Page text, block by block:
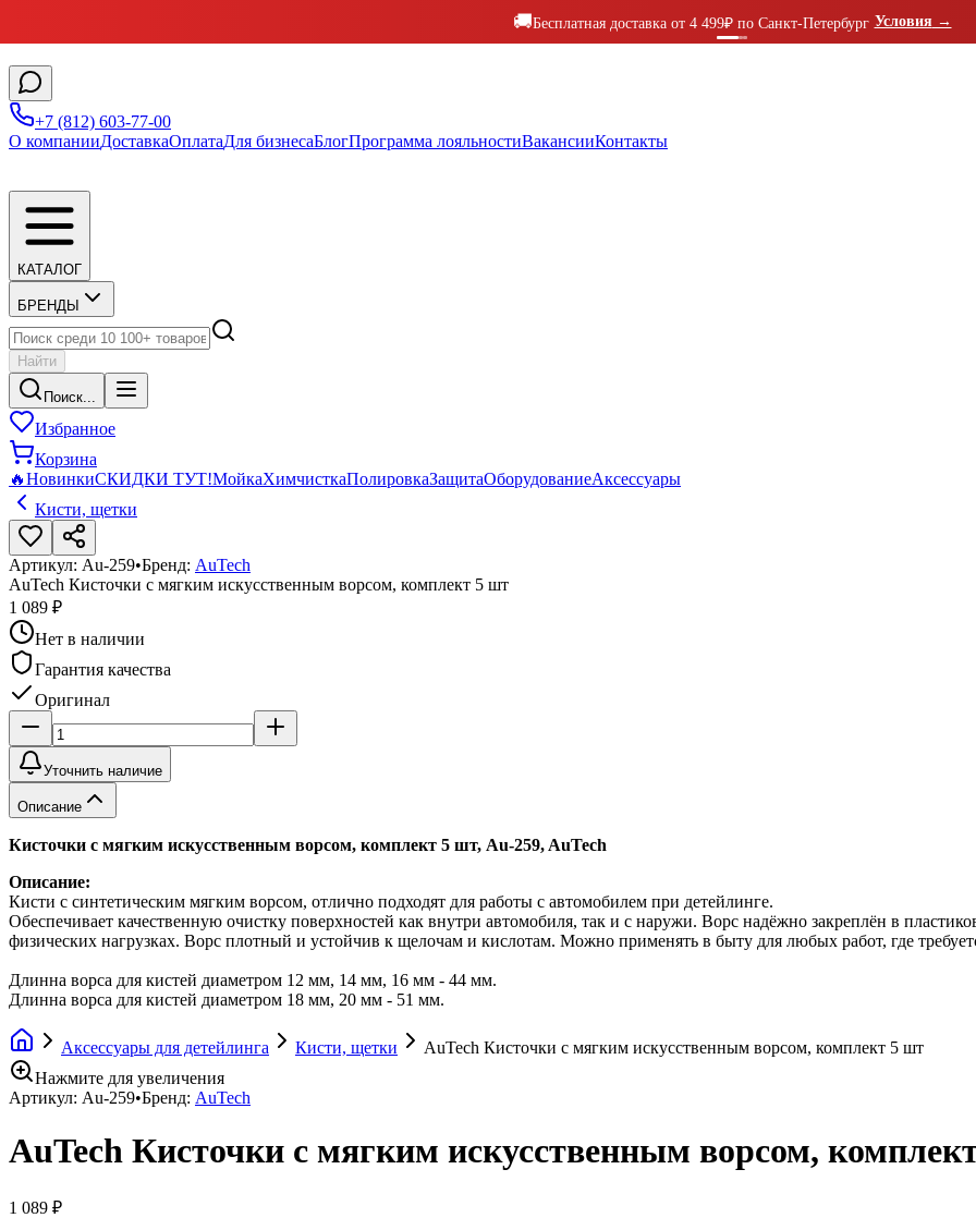
🚚Бесплатная доставка от 4 499₽ по Санкт-Петербург Условия →
+7 (812) 603-77-00
О компанииДоставкаОплатаДля бизнесаБлогПрограмма лояльностиВакансииКонтакты
КАТАЛОГ
БРЕНДЫ
Найти
Поиск...
Избранное
Корзина
🔥НовинкиСКИДКИ ТУТ!МойкаХимчисткаПолировкаЗащитаОборудованиеАксессуары
Кисти, щетки
Артикул: Au-259•Бренд: AuTech
AuTech Кисточки с мягким искусственным ворсом, комплект 5 шт
1 089 ₽
Нет в наличии
Гарантия качества
Оригинал
Уточнить наличие
Описание
Кисточки с мягким искусственным ворсом, комплект 5 шт, Au-259, AuTech
Описание:
Кисти с синтетическим мягким ворсом, отлично подходят для работы с автомобилем при детейлинге.
Обеспечивает качественную очистку поверхностей как внутри автомобиля, так и с наружи. Ворс надёжно закреплён в
физических нагрузках. Ворс плотный и устойчив к щелочам и кислотам. Можно применять в быту для любых работ, где
Длинна ворса для кистей диаметром 12 мм, 14 мм, 16 мм - 44 мм.
Длинна ворса для кистей диаметром 18 мм, 20 мм - 51 мм.
Аксессуары для детейлинга Кисти, щетки
AuTech Кисточки с мягким искусственным ворсом, комплект 5 шт
Нажмите для увеличения
Артикул: Au-259•Бренд: AuTech
AuTech Кисточки с мягким искусственным ворсом,
1 089 ₽